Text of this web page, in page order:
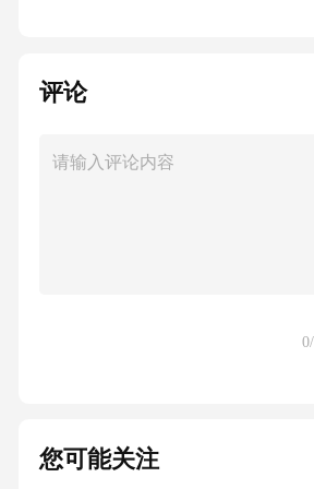
对方并提供相关证明。第七条质
乙方有权依法处置质押债券，
权的费用（包括但不限于诉讼
估费、拍卖费等），如有剩余
的任何变更或补充需经双方书面
评论
0
您可能关注